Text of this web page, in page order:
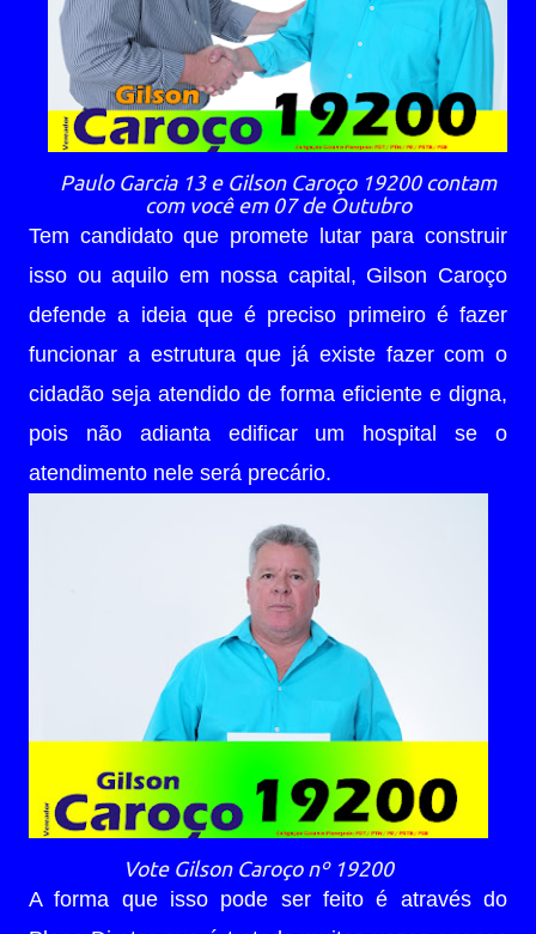
Paulo Garcia 13 e Gilson Caroço 19200 contam
com você em 07 de Outubro
Tem candidato que promete lutar para construir
isso ou aquilo em nossa capital, Gilson Caroço
defende a ideia que é preciso primeiro é fazer
funcionar a estrutura que já existe fazer com o
cidadão seja atendido de forma eficiente e digna,
pois não adianta edificar um hospital se o
atendimento nele será precário.
Vote Gilson Caroço nº 19200
A forma que isso pode ser feito é através do